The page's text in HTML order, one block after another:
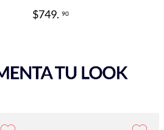
$749. 90